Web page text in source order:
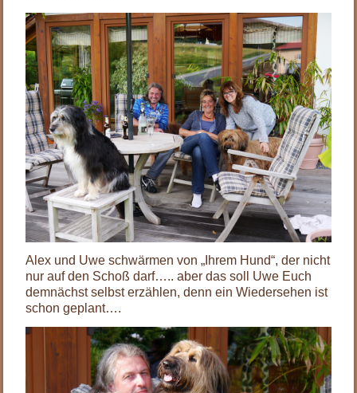
Alex und Uwe schwärmen von „Ihrem Hund“, der nicht
nur auf den Schoß darf….. aber das soll Uwe Euch
demnächst selbst erzählen, denn ein Wiedersehen ist
schon geplant….